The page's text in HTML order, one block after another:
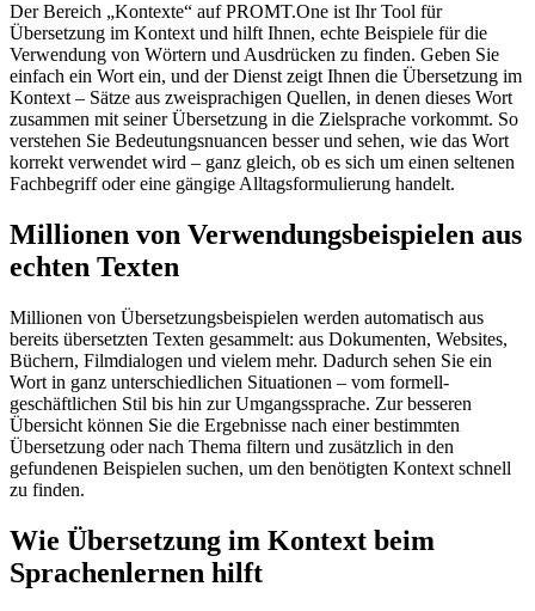
Der Bereich „Kontexte“ auf PROMT.One ist Ihr Tool für
Übersetzung im Kontext und hilft Ihnen, echte Beispiele für die
Verwendung von Wörtern und Ausdrücken zu finden. Geben Sie
einfach ein Wort ein, und der Dienst zeigt Ihnen die Übersetzung im
Kontext – Sätze aus zweisprachigen Quellen, in denen dieses Wort
zusammen mit seiner Übersetzung in die Zielsprache vorkommt. So
verstehen Sie Bedeutungsnuancen besser und sehen, wie das Wort
korrekt verwendet wird – ganz gleich, ob es sich um einen seltenen
Fachbegriff oder eine gängige Alltagsformulierung handelt.
Millionen von Verwendungsbeispielen aus
echten Texten
Millionen von Übersetzungsbeispielen werden automatisch aus
bereits übersetzten Texten gesammelt: aus Dokumenten, Websites,
Büchern, Filmdialogen und vielem mehr. Dadurch sehen Sie ein
Wort in ganz unterschiedlichen Situationen – vom formell-
geschäftlichen Stil bis hin zur Umgangssprache. Zur besseren
Übersicht können Sie die Ergebnisse nach einer bestimmten
Übersetzung oder nach Thema filtern und zusätzlich in den
gefundenen Beispielen suchen, um den benötigten Kontext schnell
zu finden.
Wie Übersetzung im Kontext beim
Sprachenlernen hilft